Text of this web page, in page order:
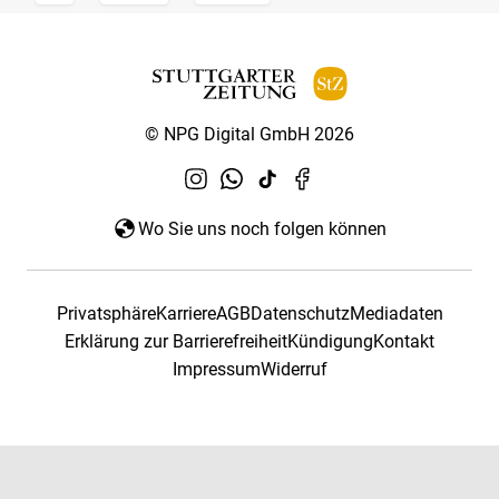
© NPG Digital GmbH 2026
Wo Sie uns noch folgen können
PrivatsphäreKarriereAGBDatenschutzMediadaten
Erklärung zur BarrierefreiheitKündigungKontakt
ImpressumWiderruf